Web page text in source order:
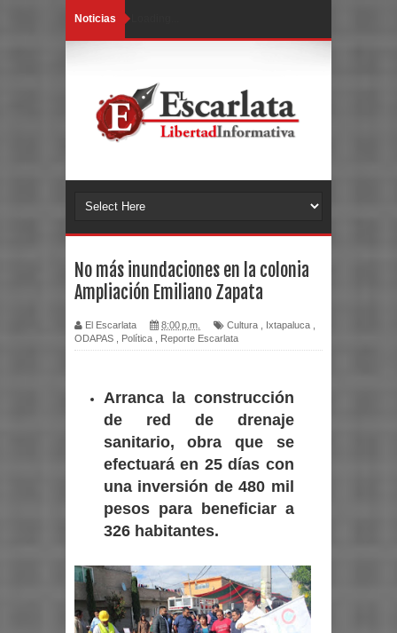
Noticias
No más inundaciones en la colonia
Ampliación Emiliano Zapata
El Escarlata 8:00 p.m. Cultura Ixtapaluca
ODAPAS
Política Reporte Escarlata
Arranca la construcción
de red de drenaje
sanitario, obra que se
efectuará en 25 días con
una inversión de 480 mil
pesos para beneficiar a
326 habitantes.